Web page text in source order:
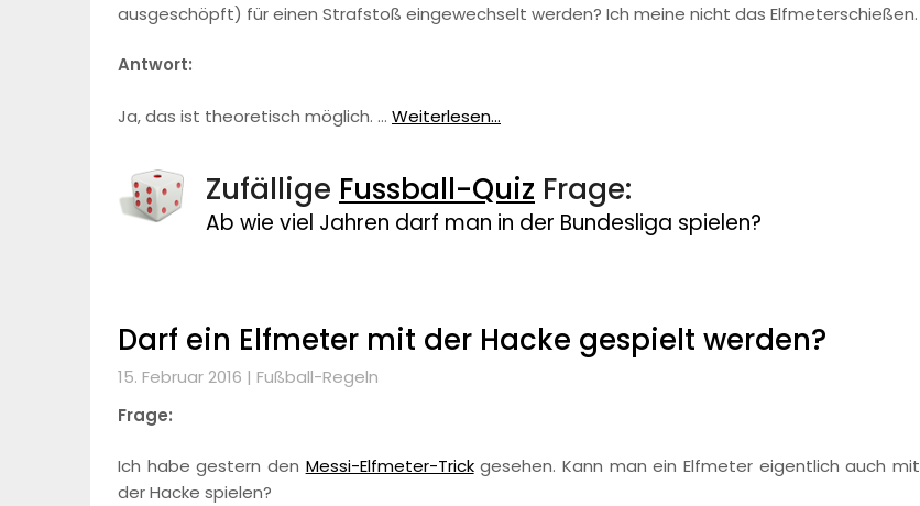
ausgeschöpft) für einen Strafstoß eingewechselt werden? Ich meine nicht das Elfmeterschießen.
Antwort:
Ja, das ist theoretisch möglich. … Weiterlesen...
Zufällige Fussball-Quiz Frage:
Ab wie viel Jahren darf man in der Bundesliga spielen?
Darf ein Elfmeter mit der Hacke gespielt werden?
15. Februar 2016 | Fußball-Regeln
Frage:
Ich habe gestern den Messi-Elfmeter-Trickgesehen. Kann man ein Elfmeter eigentlich auch mit
der Hacke spielen?